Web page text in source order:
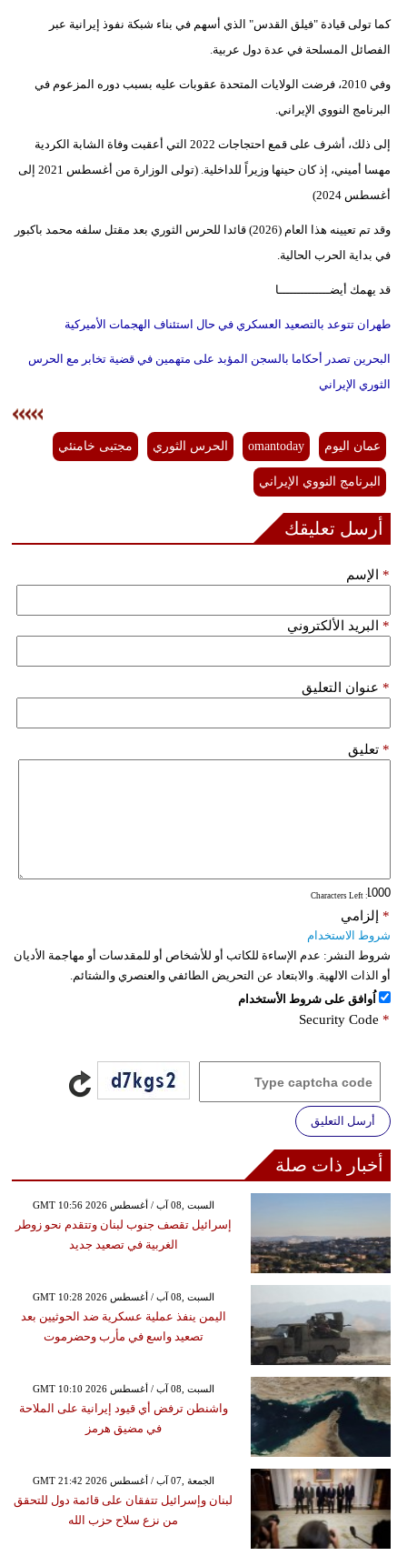
كما تولى قيادة "فيلق القدس" الذي أسهم في بناء شبكة نفوذ إيرانية عبر
الفصائل المسلحة في عدة دول عربية.
وفي 2010، فرضت الولايات المتحدة عقوبات عليه بسبب دوره المزعوم في
البرنامج النووي الإيراني.
إلى ذلك، أشرف على قمع احتجاجات 2022 التي أعقبت وفاة الشابة الكردية
مهسا أميني، إذ كان حينها وزيراً للداخلية. (تولى الوزارة من أغسطس 2021 إلى
أغسطس 2024)
وقد تم تعيينه هذا العام (2026) قائدا للحرس الثوري بعد مقتل سلفه محمد باكبور
في بداية الحرب الحالية.
قد يهمك أيضــــــــــــــا
طهران تتوعد بالتصعيد العسكري في حال استئناف الهجمات الأميركية
البحرين تصدر أحكاما بالسجن المؤبد على متهمين في قضية تخابر مع الحرس
الثوري الإيراني
عمان اليوم omantoday الحرس الثوري مجتبى خامنئي
البرنامج النووي الإيراني
أرسل تعليقك
الإسم *
البريد الألكتروني *
عنوان التعليق *
تعليق *
: Characters Left
إلزامي *
شروط الاستخدام
شروط النشر: عدم الإساءة للكاتب أو للأشخاص أو للمقدسات أو مهاجمة الأديان
أو الذات الالهية. والابتعاد عن التحريض الطائفي والعنصري والشتائم.
اُوافق على شروط الأستخدام
Security Code *
أرسل التعليق
أخبار ذات صلة
GMT 10:56 2026 السبت ,08 آب / أغسطس
إسرائيل تقصف جنوب لبنان وتتقدم نحو زوطر
الغربية في تصعيد جديد
GMT 10:28 2026 السبت ,08 آب / أغسطس
اليمن ينفذ عملية عسكرية ضد الحوثيين بعد
تصعيد واسع في مأرب وحضرموت
GMT 10:10 2026 السبت ,08 آب / أغسطس
واشنطن ترفض أي قيود إيرانية على الملاحة
في مضيق هرمز
GMT 21:42 2026 الجمعة ,07 آب / أغسطس
لبنان وإسرائيل تتفقان على قائمة دول للتحقق
من نزع سلاح حزب الله